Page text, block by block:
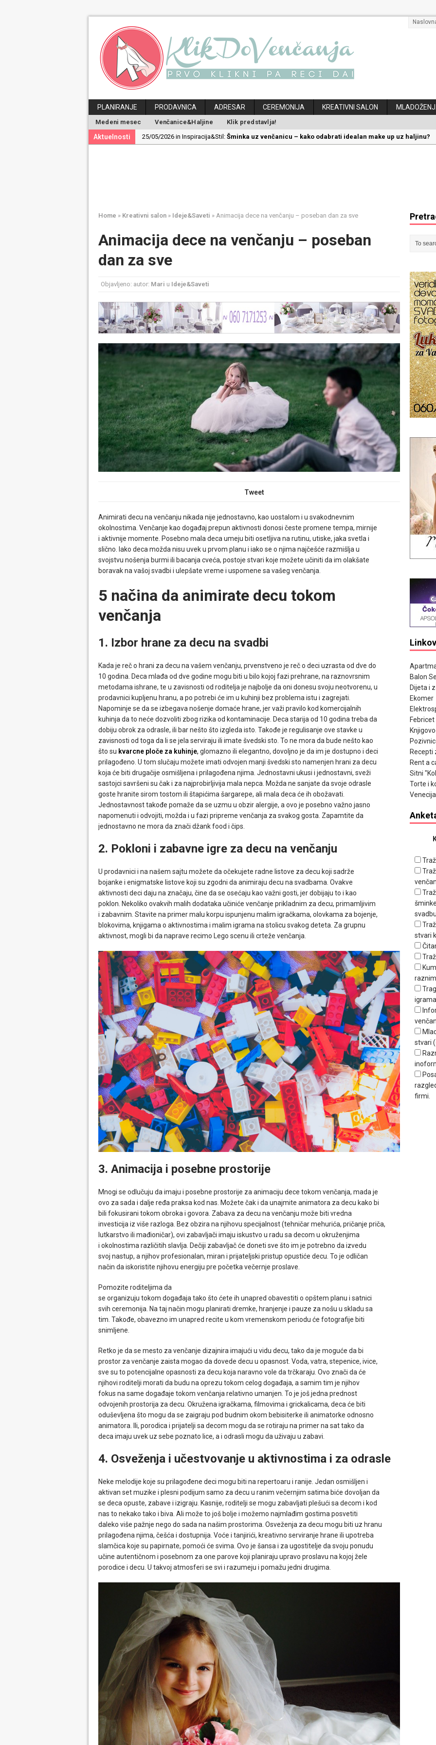
PLANIRANJE PRODAVNICA ADRESAR CEREMONIJA KREATIVNI SALON
Medeni mesec Venčanice&Haljine Klik predstavlja!
Aktuelnosti 19/05/2026 in Inspiracija&Stil: Kako odabrati savršenu frizuru za venčanje uz pravilnu hidrataciju
Home » Kreativni salon » Ideje&Saveti » Animacija dece na venčanju – poseban dan za sve
Animacija dece na venčanju – poseban
dan za sve
Objavljeno: autor: Mari u Ideje&Saveti
Tweet
Animirati decu na venčanju nikada nije jednostavno, kao uostalom i u svakodnevnim
okolnostima. Venčanje kao događaj prepun aktivnosti donosi česte promene tempa, mirnije
i aktivnije momente. Posebno mala deca umeju biti osetljiva na rutinu, utiske, jaka svetla i
slično. Iako deca možda nisu uvek u prvom planu i iako se o njima najčešće razmišlja u
svojstvu nošenja burmi ili bacanja cveća, postoje stvari koje možete učiniti da im olakšate
boravak na vašoj svadbi i ulepšate vreme i uspomene sa vašeg venčanja.
5 načina da animirate decu tokom
venčanja
1. Izbor hrane za decu na svadbi
Kada je reč o hrani za decu na vašem venčanju, prvenstveno je reč o deci uzrasta od dve do
10 godina. Deca mlađa od dve godine mogu biti u bilo kojoj fazi prehrane, na raznovrsnim
metodama ishrane, te u zavisnosti od roditelja je najbolje da oni donesu svoju neotvorenu, u
prodavnici kupljenu hranu, a po potrebi će im u kuhinji bez problema istu i zagrejati.
Napominje se da se izbegava nošenje domaće hrane, jer važi pravilo kod komercijalnih
kuhinja da to neće dozvoliti zbog rizika od kontaminacije. Deca starija od 10 godina treba da
dobiju obrok za odrasle, ili bar nešto što izgleda isto. Takođe je regulisanje ove stavke u
zavisnosti od toga da li se jela serviraju ili imate švedski sto. To ne mora da bude nešto kao
što su kvarcne ploče za kuhinje, glomazno ili elegantno, dovoljno je da im je dostupno i deci
prilagođeno. U tom slučaju možete imati odvojen manji švedski sto namenjen hrani za decu
koja će biti drugačije osmišljena i prilagođena njima. Jednostavni ukusi i jednostavni, sveži
sastojci savršeni su čak i za najprobirljivija mala nepca. Možda ne sanjate da svoje odrasle
goste hranite sirom tostom ili štapićima šargarepe, ali mala deca će ih obožavati.
Jednostavnost takođe pomaže da se uzmu u obzir alergije, a ovo je posebno važno jasno
napomenuti i odvojiti, možda i u fazi pripreme venčanja za svakog gosta. Zapamtite da
jednostavno ne mora da znači džank food i čips.
2. Pokloni i zabavne igre za decu na venčanju
U prodavnici i na našem sajtu možete da očekujete radne listove za decu koji sadrže
bojanke i enigmatske listove koji su zgodni da animiraju decu na svadbama. Ovakve
aktivnosti deci daju na značaju, čine da se osećaju kao važni gosti, jer dobijaju to i kao
poklon. Nekoliko ovakvih malih dodataka učiniće venčanje prikladnim za decu, primamljivim
i zabavnim. Stavite na primer malu korpu ispunjenu malim igračkama, olovkama za bojenje,
blokovima, knjigama o aktivnostima i malim igrama na stolicu svakog deteta. Za grupnu
aktivnost, mogli bi da naprave recimo Lego scenu ili crteže venčanja.
3. Animacija i posebne prostorije
Mnogi se odlučuju da imaju i posebne prostorije za animaciju dece tokom venčanja, mada je
ovo za sada i dalje ređa praksa kod nas. Možete čak i da unajmite animatora za decu kako bi
bili fokusirani tokom obroka i govora. Zabava za decu na venčanju može biti vredna
investicija iz više razloga. Bez obzira na njihovu specijalnost (tehničar mehurića, pričanje priča,
lutkarstvo ili mađioničar), ovi zabavljači imaju iskustvo u radu sa decom u okruženjima
i okolnostima različitih slavlja. Dečiji zabavljač će doneti sve što im je potrebno da izvedu
svoj nastup, a njihov profesionalan, miran i prijateljski pristup opustiće decu. To je odličan
način da iskoristite njihovu energiju pre početka večernje proslave.
Pomozite roditeljima da
se organizuju tokom događaja tako što ćete ih unapred obavestiti o opštem planu i satnici
svih ceremonija. Na taj način mogu planirati dremke, hranjenje i pauze za nošu u skladu sa
tim. Takođe, obavezno im unapred recite u kom vremenskom periodu će fotografije biti
snimljene.
Retko je da se mesto za venčanje dizajnira imajući u vidu decu, tako da je moguće da bi
prostor za venčanje zaista mogao da dovede decu u opasnost. Voda, vatra, stepenice, ivice,
sve su to potencijalne opasnosti za decu koja naravno vole da trčkaraju. Ovo znači da će
njihovi roditelji morati da budu na oprezu tokom celog događaja, a samim tim je njihov
fokus na same događaje tokom venčanja relativno umanjen. To je još jedna prednost
odvojenih prostorija za decu. Okružena igračkama, filmovima i grickalicama, deca će biti
oduševljena što mogu da se zaigraju pod budnim okom bebisiterke ili animatorke odnosno
animatora. Ili, porodica i prijatelji sa decom mogu da se rotiraju na primer na sat tako da
deca imaju uvek uz sebe poznato lice, a i odrasli mogu da uživaju u zabavi.
4. Osveženja i učestvovanje u aktivnostima i za odrasle
Neke melodije koje su prilagođene deci mogu biti na repertoaru i ranije. Jedan osmišljen i
aktivan set muzike i plesni podijum samo za decu u ranim večernjim satima biće dovoljan da
se deca opuste, zabave i izigraju. Kasnije, roditelji se mogu zabavljati plešući sa decom i kod
nas to nekako tako i biva. Ali može to još bolje i možemo najmlađim gostima posvetiti
daleko više pažnje nego do sada na našim prostorima. Osveženja za decu mogu biti uz hranu
prilagođena njima, češća i dostupnija. Voće i tanjirići, kreativno serviranje hrane ili upotreba
slamčica koje su papirnate, pomoći će svima. Ovo je šansa i za ugostitelje da svoju ponudu
učine autentičnom i posebnom za one parove koji planiraju upravo proslavu na kojoj žele
porodice i decu. U takvoj atmosferi se svi i razumeju i pomažu jedni drugima.
Balon
Dijeta i
Ekomer
Febricet
Recepti
Rent a
Sitni
Torte i
stvari
stvari
firmi.